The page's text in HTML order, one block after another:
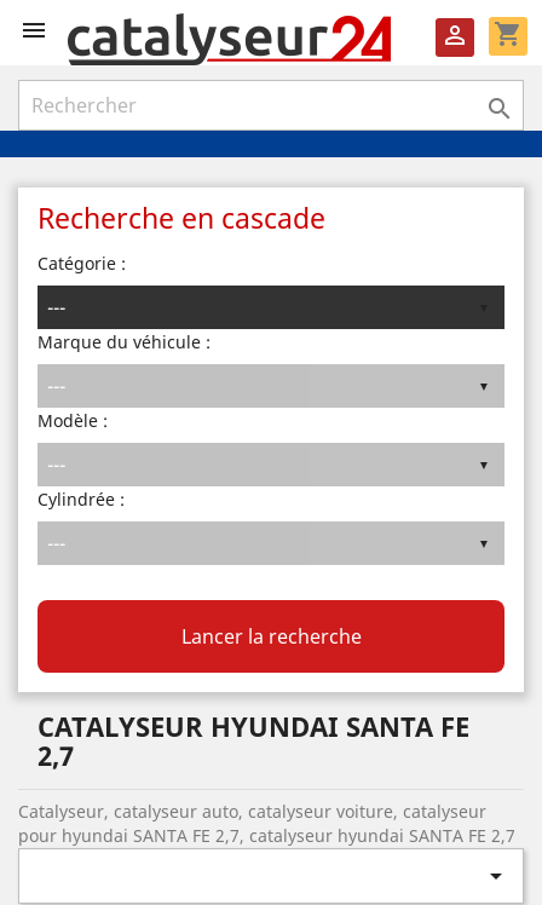
 shopping_cart


Recherche en cascade
Catégorie :
Marque du véhicule :
Modèle :
Cylindrée :
Lancer la recherche
CATALYSEUR HYUNDAI SANTA FE
2,7
Catalyseur, catalyseur auto, catalyseur voiture, catalyseur
pour hyundai SANTA FE 2,7, catalyseur hyundai SANTA FE 2,7
